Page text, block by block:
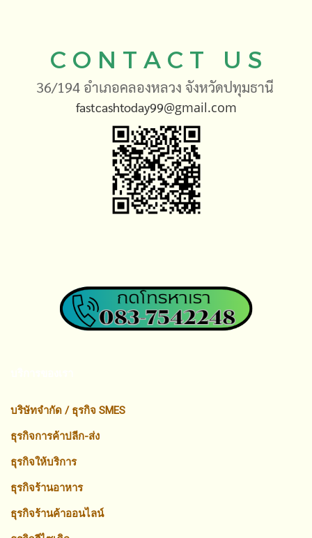
C O N T A C T U S
36/194 อำเภอคลองหลวง จังหวัดปทุมธานี
fastcashtoday99@gmail.com
บริษัทจำกัด / ธุรกิจ SMES
ธุรกิจการค้าปลีก-ส่ง
ธุรกิจให้บริการ
ธุรกิจร้านอาหาร
ธุรกิจร้านค้าออนไลน์